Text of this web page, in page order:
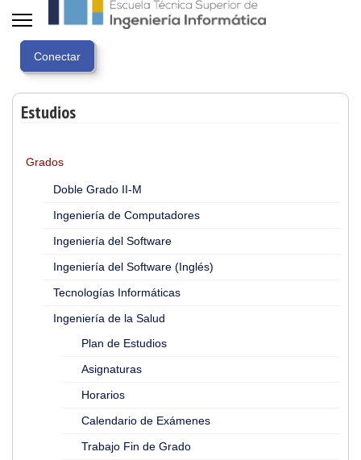
Estudios
Grados
Doble Grado II-M
Ingeniería de Computadores
Ingeniería del Software
Ingeniería del Software (Inglés)
Tecnologías Informáticas
Ingeniería de la Salud
Plan de Estudios
Asignaturas
Horarios
Calendario de Exámenes
Trabajo Fin de Grado